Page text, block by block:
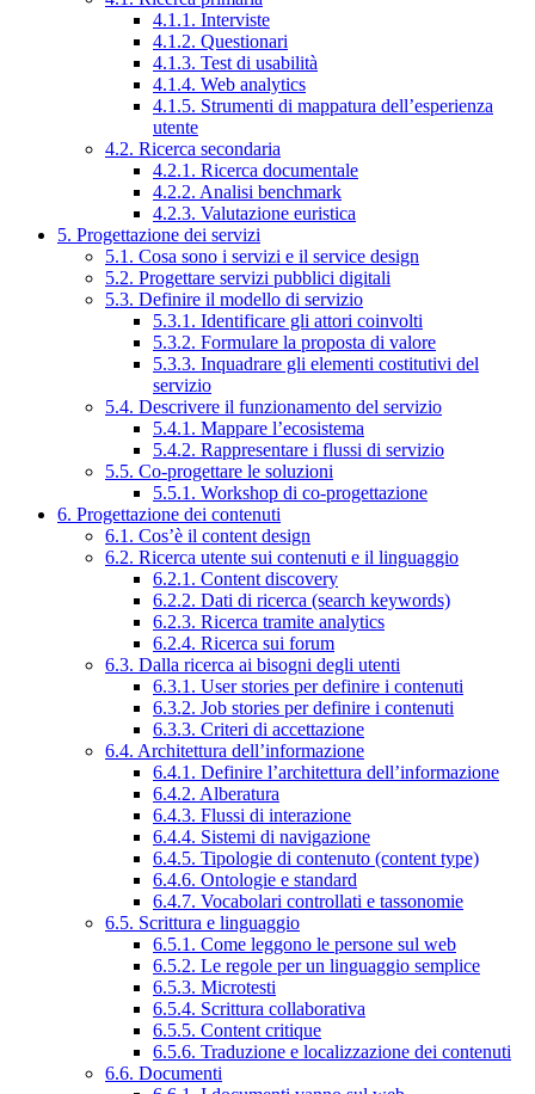
4.1.1. Interviste
4.1.2. Questionari
4.1.3. Test di usabilità
4.1.4. Web analytics
4.1.5. Strumenti di mappatura dell’esperienza
utente
4.2. Ricerca secondaria
4.2.1. Ricerca documentale
4.2.2. Analisi benchmark
4.2.3. Valutazione euristica
5. Progettazione dei servizi
5.1. Cosa sono i servizi e il service design
5.2. Progettare servizi pubblici digitali
5.3. Definire il modello di servizio
5.3.1. Identificare gli attori coinvolti
5.3.2. Formulare la proposta di valore
5.3.3. Inquadrare gli elementi costitutivi del
servizio
5.4. Descrivere il funzionamento del servizio
5.4.1. Mappare l’ecosistema
5.4.2. Rappresentare i flussi di servizio
5.5. Co-progettare le soluzioni
5.5.1. Workshop di co-progettazione
6. Progettazione dei contenuti
6.1. Cos’è il content design
6.2. Ricerca utente sui contenuti e il linguaggio
6.2.1. Content discovery
6.2.2. Dati di ricerca (search keywords)
6.2.3. Ricerca tramite analytics
6.2.4. Ricerca sui forum
6.3. Dalla ricerca ai bisogni degli utenti
6.3.1. User stories per definire i contenuti
6.3.2. Job stories per definire i contenuti
6.3.3. Criteri di accettazione
6.4. Architettura dell’informazione
6.4.1. Definire l’architettura dell’informazione
6.4.2. Alberatura
6.4.3. Flussi di interazione
6.4.4. Sistemi di navigazione
6.4.5. Tipologie di contenuto (content type)
6.4.6. Ontologie e standard
6.4.7. Vocabolari controllati e tassonomie
6.5. Scrittura e linguaggio
6.5.1. Come leggono le persone sul web
6.5.2. Le regole per un linguaggio semplice
6.5.3. Microtesti
6.5.4. Scrittura collaborativa
6.5.5. Content critique
6.5.6. Traduzione e localizzazione dei contenuti
6.6. Documenti